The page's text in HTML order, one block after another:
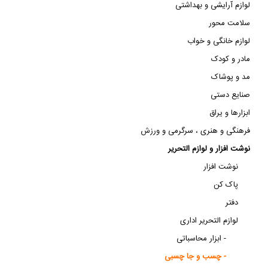
لوازم آرایشی و بهداشتی
سلامت محور
لوازم خانگی و خواب
مادر و کودک
مد و پوشاک
صنایع دستی
ابزارها و یراق
فرهنگی و هنری ، سرگرمی و ورزش
نوشت افزار و لوازم التحریر
نوشت افزار
پاک کن
دفتر
لوازم التحریر اداری
ابزار محاسباتی -
چسب و جا چسبی -